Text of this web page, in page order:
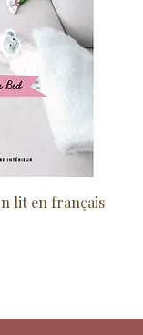
lit en français